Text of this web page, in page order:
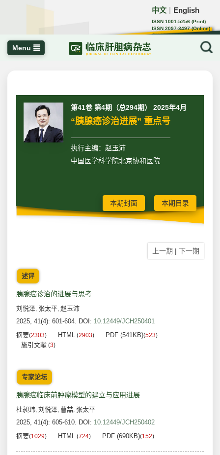
中文 English
ISSN 1001-5256 (Print)
ISSN 2097-3497 (Online)
CN 22-1108/R
Menu
第41卷 第4期（总294期） 2025年4月
“胰腺癌诊治进展” 重点号
执行主编：赵玉沛
中国医学科学院北京协和医院
本期封面 本期目录
上一期 | 下一期
述评
胰腺癌诊治的进展与思考
刘悦泽, 张太平, 赵玉沛
2025, 41(4): 601-604. DOI: 10.12449/JCH250401
摘要(2303) HTML (2903) PDF (541KB)(523)
施引文献 (3)
专家论坛
胰腺癌临床前肿瘤模型的建立与应用进展
杜昶玮, 刘悦泽, 曹喆, 张太平
2025, 41(4): 605-610. DOI: 10.12449/JCH250402
摘要(1029) HTML (724) PDF (690KB)(152)